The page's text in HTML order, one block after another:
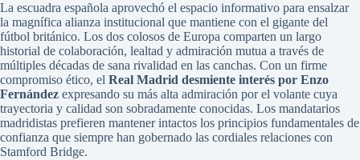
La escuadra española aprovechó el espacio informativo para ensalzar
la magnífica alianza institucional que mantiene con el gigante del
fútbol británico. Los dos colosos de Europa comparten un largo
historial de colaboración, lealtad y admiración mutua a través de
múltiples décadas de sana rivalidad en las canchas. Con un firme
compromiso ético, el Real Madrid desmiente interés por Enzo
Fernández expresando su más alta admiración por el volante cuya
trayectoria y calidad son sobradamente conocidas. Los mandatarios
madridistas prefieren mantener intactos los principios fundamentales de
confianza que siempre han gobernado las cordiales relaciones con
Stamford Bridge.